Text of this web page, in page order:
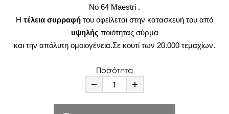
No 64 Maestri .
Η τέλεια συρραφή του οφείλεται στην κατασκευή του από
υψηλής ποιότητας σύρμα
και την απόλυτη ομοιογένεια.Σε κουτί των 20.000 τεμαχίων.
Ποσότητα
Minus Plus